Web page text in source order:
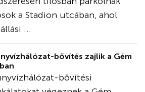
a Stadion utcában, ahol
...
bővítés zajlik a Gém
bővítési